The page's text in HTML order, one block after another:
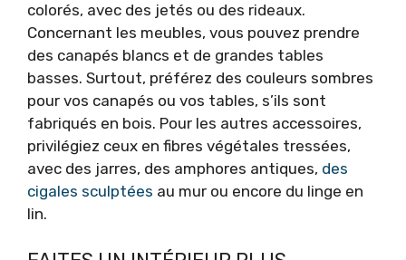
colorés, avec des jetés ou des rideaux.
Concernant les meubles, vous pouvez prendre
des canapés blancs et de grandes tables
basses. Surtout, préférez des couleurs sombres
pour vos canapés ou vos tables, s’ils sont
fabriqués en bois. Pour les autres accessoires,
privilégiez ceux en fibres végétales tressées,
avec des jarres, des amphores antiques, des
cigales sculptées au mur ou encore du linge en
lin.